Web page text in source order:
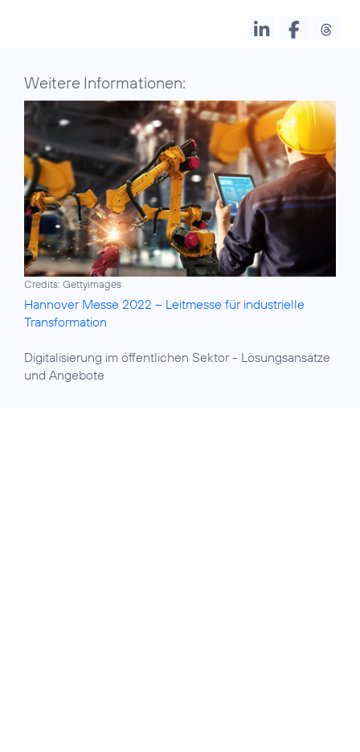
Weitere Informationen:
Credits: Gettyimages
Hannover Messe 2022 – Leitmesse für industrielle
Transformation
Digitalisierung im öffentlichen Sektor- Lösungsansätze
und Angebote